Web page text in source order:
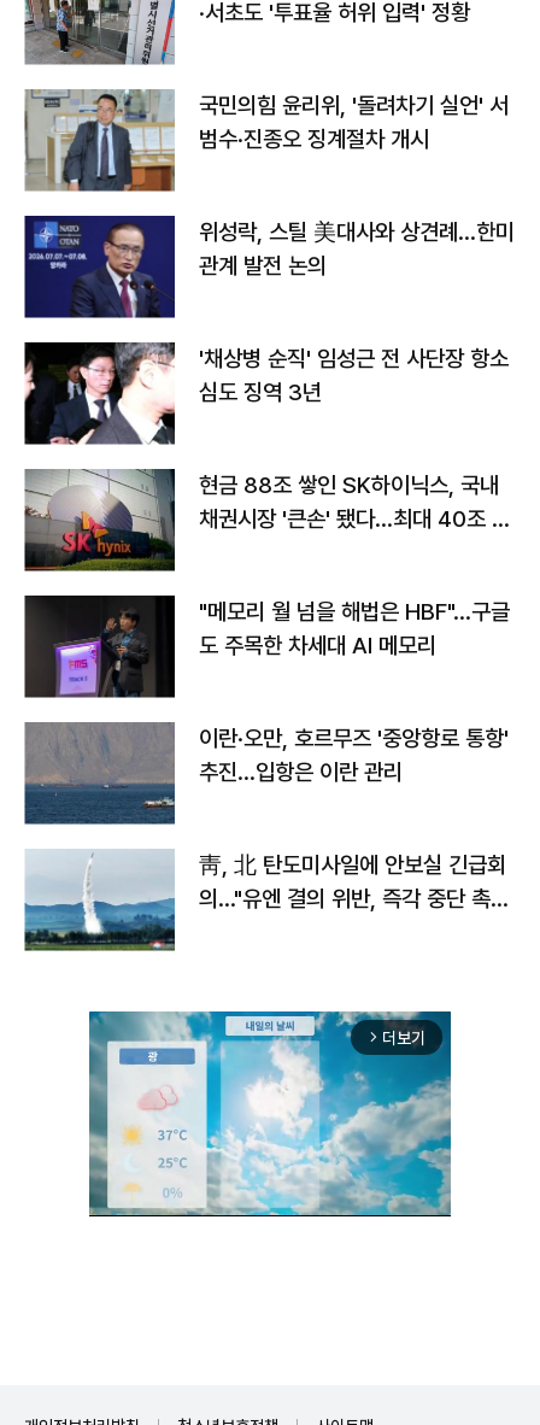
·서초도 '투표율 허위 입력' 정황
국민의힘 윤리위, '돌려차기 실언' 서
범수·진종오 징계절차 개시
위성락, 스틸 美대사와 상견례…한미
관계 발전 논의
'채상병 순직' 임성근 전 사단장 항소
심도 징역 3년
현금 88조 쌓인 SK하이닉스, 국내
채권시장 '큰손' 됐다…최대 40조 투
"메모리 월 넘을 해법은 HBF"…구글
도 주목한 차세대 AI 메모리
이란·오만, 호르무즈 '중앙항로 통항'
추진…입항은 이란 관리
靑, 北 탄도미사일에 안보실 긴급회
의…"유엔 결의 위반, 즉각 중단 촉
arrow_forward_ios 더보기